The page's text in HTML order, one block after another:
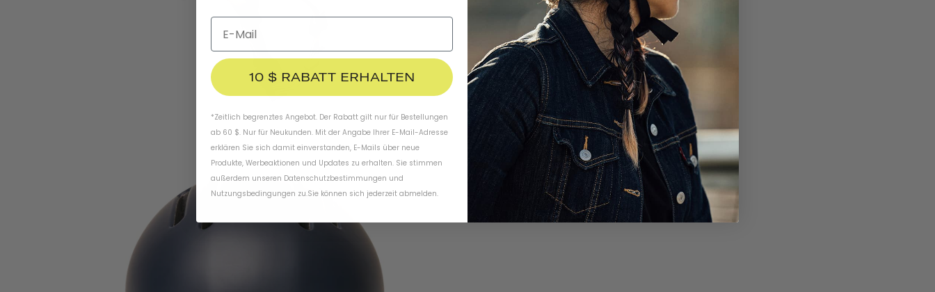
10 $ RABATT ERHALTEN
*Zeitlich begrenztes Angebot. Der Rabatt gilt nur für Bestellungen
ab 60 $. Nur für Neukunden. Mit der Angabe Ihrer E-Mail-Adresse
erklären Sie sich damit einverstanden, E-Mails über neue
Produkte, Werbeaktionen und Updates zu erhalten. Sie stimmen
außerdem unseren Datenschutzbestimmungen und
Nutzungsbedingungen zu.Sie können sich jederzeit abmelden.